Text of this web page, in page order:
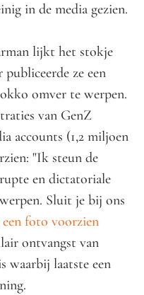
in de media gezien.
lijkt het stokje
ze een
omver te werpen.
van GenZ
accounts (1,2 miljoen
"Ik steun de
en dictatoriale
Sluit je bij ons
foto voorzien
ontvangst van
waarbij laatste een